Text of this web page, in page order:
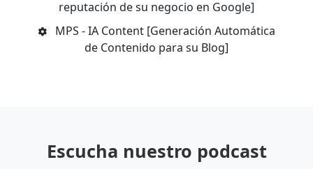
reputación de su negocio en Google]
MPS - IA Content [Generación Automática
de Contenido para su Blog]
Escucha nuestro podcast